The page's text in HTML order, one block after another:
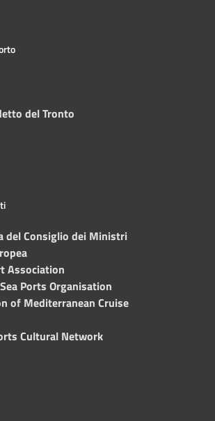
del Tronto
del Consiglio dei Ministri
Association
Ports Organisation
of Mediterranean Cruise
Cultural Network